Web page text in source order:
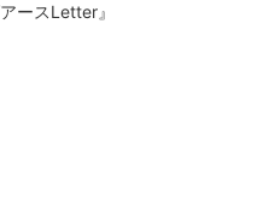
ースLetter』